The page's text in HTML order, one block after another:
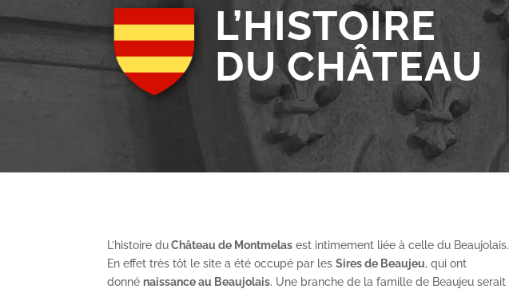
L’HISTOIRE
DU CHÂTEAU
L’histoire duChâteau de Montmelas est intimement liée à celle du Beaujolais.
En effet très tôt le site a été occupé par lesSires de Beaujeu, qui ont
donné naissance au Beaujolais. Une branche de la famille de Beaujeu serait